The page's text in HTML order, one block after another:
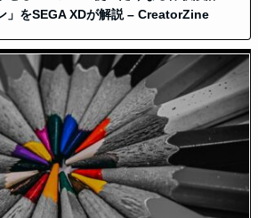
」をSEGA XDが解説 – CreatorZine